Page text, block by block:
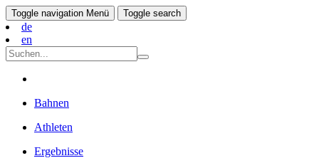
Toggle navigation Menü Toggle search
de
en
Bahnen
Athleten
Ergebnisse